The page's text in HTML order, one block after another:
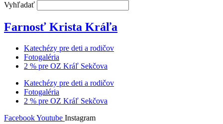
Vyhľadať
Farnosť Krista Kráľa
Katechézy pre deti a rodičov
Fotogaléria
2 % pre OZ Kráľ Sekčova
Katechézy pre deti a rodičov
Fotogaléria
2 % pre OZ Kráľ Sekčova
FacebookYoutube Instagram